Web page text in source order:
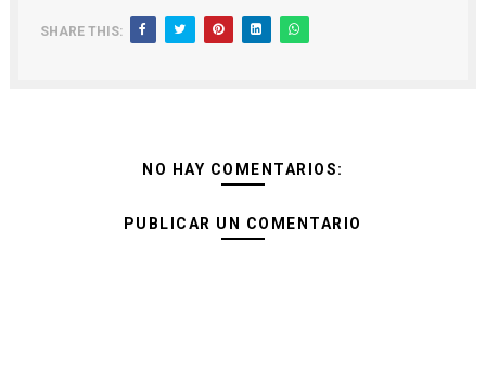
SHARE THIS:
NO HAY COMENTARIOS:
PUBLICAR UN COMENTARIO